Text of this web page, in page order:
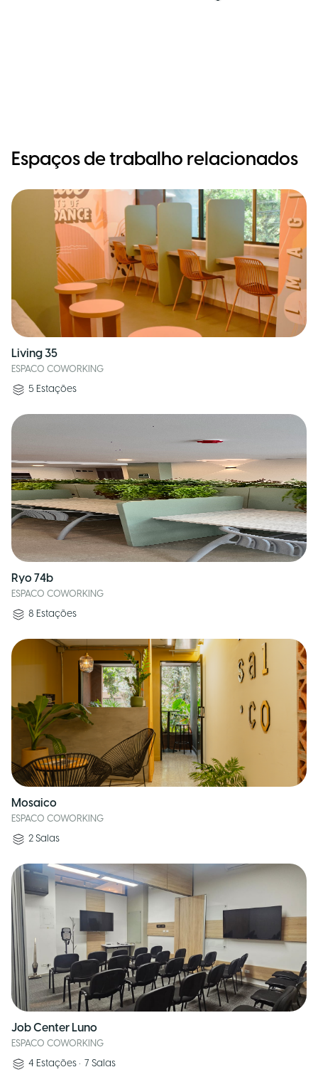
Espaços de trabalho relacionados
Living 35
ESPACO COWORKING
5 Estações
Ryo 74b
ESPACO COWORKING
8 Estações
Mosaico
ESPACO COWORKING
2 Salas
Job Center Luno
ESPACO COWORKING
4 Estações • 7 Salas